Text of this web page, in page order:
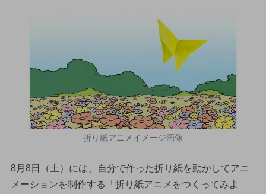
折り紙アニメイメージ画像
8月8日（土）には、自分で作った折り紙を動かしてアニ
メーションを制作する「折り紙アニメをつくってみよ